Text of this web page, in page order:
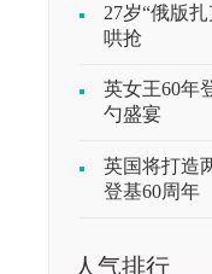
27岁“俄版
哄抢
英女王60年
勺盛宴
英国将打造
登基60周年
人气排行